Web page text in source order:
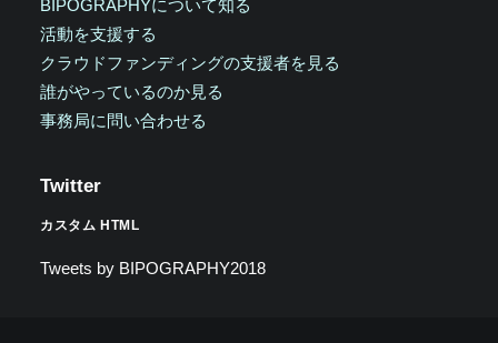
BIPOGRAPHYについて知る
活動を支援する
クラウドファンディングの支援者を見る
誰がやっているのか見る
事務局に問い合わせる
Twitter
カスタム HTML
Tweets by BIPOGRAPHY2018